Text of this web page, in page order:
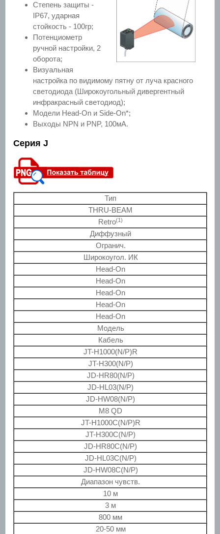
Степень защиты -
IP67, ударная
стойкость - 100гр;
Потенциометр
ручной настройки, 2
оборота;
Визуальная
настройка по видимому пятну от луча красного
светодиода (Широкоугольный дивергентный
инфракрасный светодиод);
Модели Head-On и Side-On*;
Выходы NPN и PNP, 100мА.
Серия J
Тип
THRU-BEAM
Retro(1)
Диффузный
Огранич.
Широкоугол. ИК
Head-On
Head-On
Head-On
Head-On
Head-On
Модель
Кабель
JT-H1000(N/P)R
JT-H300(N/P)
JD-HR80(N/P)
JD-HL03(N/P)
JD-HW08(N/P)
М8 QD
JT-H1000C(N/P)R
JT-H300C(N/P)
JD-HR80C(N/P)
JD-HL03C(N/P)
JD-HW08C(N/P)
Диапазон чувств.
10 м
3 м
800 мм
20-50 мм